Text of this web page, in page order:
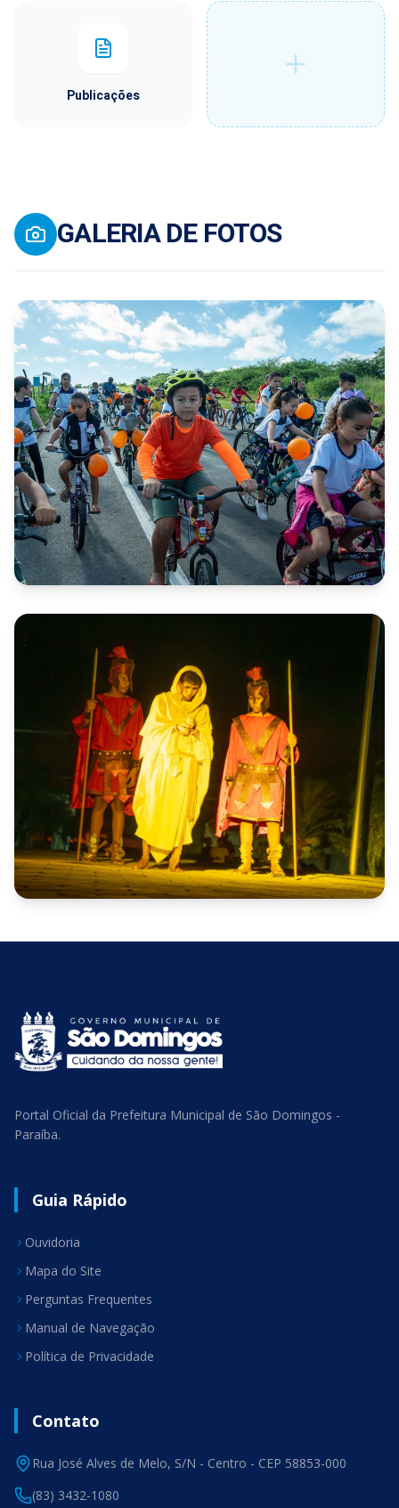
Publicações
GALERIA DE FOTOS
2ª Pedalada Faça Bonito de São
Domingos
ACESSAR ÁLBUM
ACESSAR ÁLBUM
Portal Oficial da Prefeitura Municipal de São Domingos -
Paraíba.
Guia Rápido
Ouvidoria
Mapa do Site
Perguntas Frequentes
Manual de Navegação
Política de Privacidade
Contato
Rua José Alves de Melo, S/N - Centro - CEP 58853-000
(83) 3432-1080